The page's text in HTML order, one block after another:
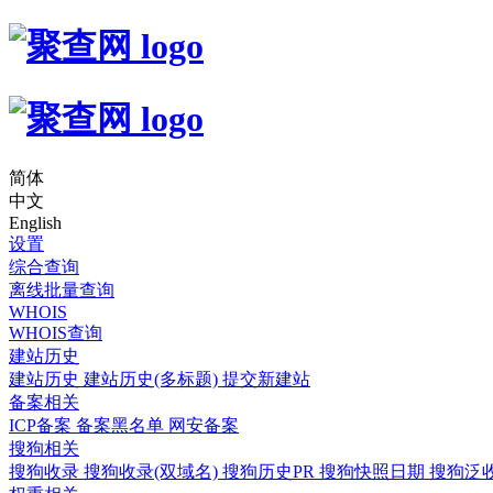
简体
中文
English
设置
综合查询
离线批量查询
WHOIS
WHOIS查询
建站历史
建站历史 建站历史(多标题) 提交新建站
备案相关
ICP备案 备案黑名单 网安备案
搜狗相关
搜狗收录 搜狗收录(双域名) 搜狗历史PR 搜狗快照日期 搜狗泛